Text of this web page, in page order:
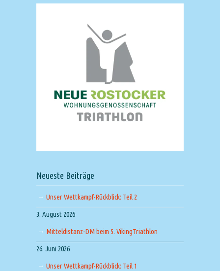
Neueste Beiträge
Unser Wettkampf-Rückblick: Teil 2
3. August 2026
Mitteldistanz-DM beim 5. VikingTriathlon
26. Juni 2026
Unser Wettkampf-Rückblick: Teil 1